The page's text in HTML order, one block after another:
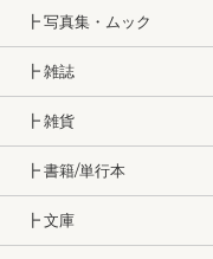
┣ 写真集・ムック
┣ 雑誌
┣ 雑貨
┣ 書籍/単行本
┣ 文庫